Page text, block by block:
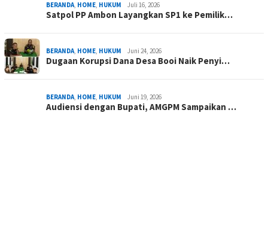
BERANDA, HOME, HUKUM Juli 16, 2026
Satpol PP Ambon Layangkan SP1 ke Pemilik…
BERANDA, HOME, HUKUM Juni 24, 2026
Dugaan Korupsi Dana Desa Booi Naik Penyi…
BERANDA, HOME, HUKUM Juni 19, 2026
Audiensi dengan Bupati, AMGPM Sampaikan …